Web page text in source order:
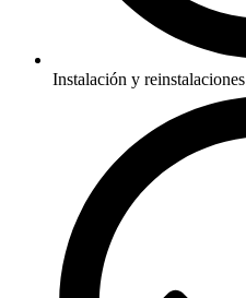
Instalación y reinstalaciones